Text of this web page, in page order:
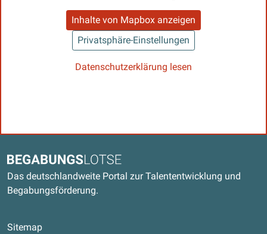
Inhalte von Mapbox anzeigen
Privatsphäre-Einstellungen
Datenschutzerklärung lesen
Begabungslotse
Das deutschlandweite Portal zur Talententwicklung und
Begabungsförderung.
Sitemap